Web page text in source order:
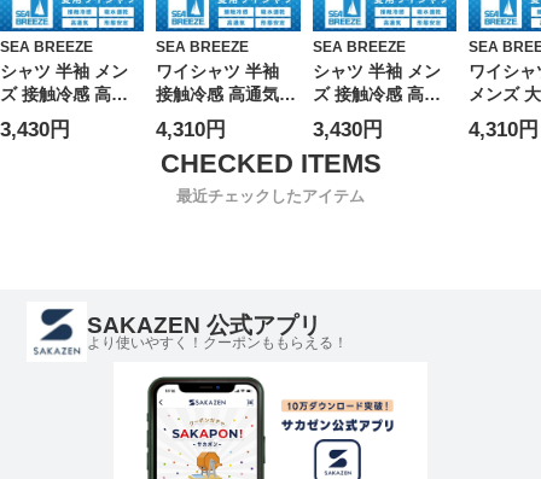
SEA BREEZE
シャツ 半袖 メン
ズ 接触冷感 高通
気 速乾 形態安定
柄＆無地 ワイドカ
3,430円
SEA BREEZE
ワイシャツ 半袖
接触冷感 高通気
吸水速乾 形態安定
セミワイドカラー
RELAXBODY Yシ
ャツ 涼しい クー
ルビズ 春 夏 大き
4,310円
SEA BREEZE
シャツ 半袖 メン
ズ 接触冷感 高通
気 速乾 形態安定
柄＆無地 ボタンダ
ウンワイシャツ
SEA BREEZE シ
ーブリーズ
3,430円
SEA
ワイシ
メンズ
ズ 接触
安定 吸
4,310円
最近チェックしたアイテム
SAKAZEN 公式アプリ
より使いやすく！クーポンももらえる！